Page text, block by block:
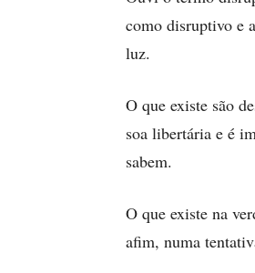
como disruptivo e
luz.
O que existe são
soa libertária e é
sabem.
O que existe na
afim, numa